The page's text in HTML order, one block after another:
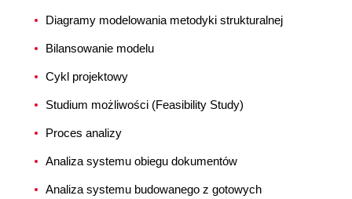
Diagramy modelowania metodyki strukturalnej
Bilansowanie modelu
Cykl projektowy
Studium możliwości (Feasibility Study)
Proces analizy
Analiza systemu obiegu dokumentów
Analiza systemu budowanego z gotowych